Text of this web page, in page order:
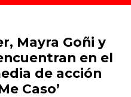
Mayra Goñi y
en el
de acción
Caso’